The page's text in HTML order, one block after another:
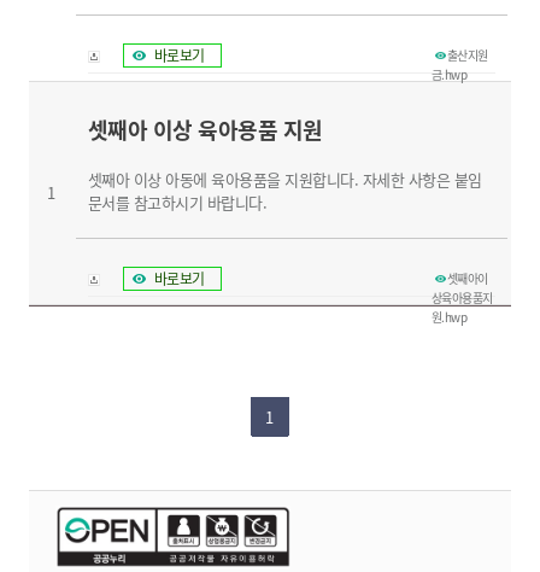
출산지원
금.hwp
바로보기
1
셋째아 이상 육아용품 지원
셋째아 이상 아동에 육아용품을 지원합니다. 자세한 사항은 붙임
문서를 참고하시기 바랍니다.
셋째아이
상육아용품지
원.hwp
바로보기
1